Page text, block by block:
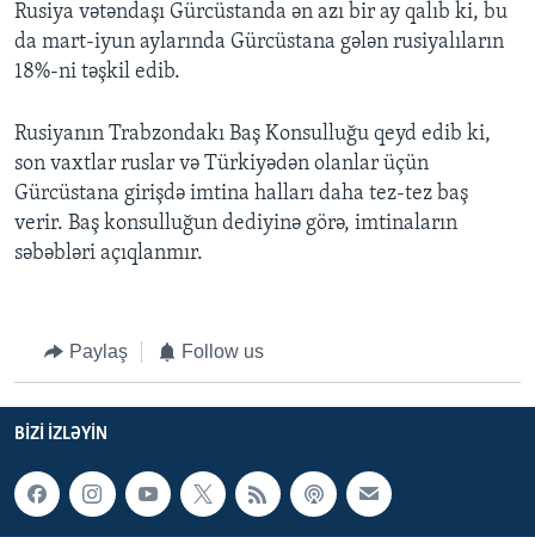
Rusiya vətəndaşı Gürcüstanda ən azı bir ay qalıb ki, bu
da mart-iyun aylarında Gürcüstana gələn rusiyalıların
18%-ni təşkil edib.
Rusiyanın Trabzondakı Baş Konsulluğu qeyd edib ki,
son vaxtlar ruslar və Türkiyədən olanlar üçün
Gürcüstana girişdə imtina halları daha tez-tez baş
verir. Baş konsulluğun dediyinə görə, imtinaların
səbəbləri açıqlanmır.
Paylaş Follow us
BIZI IZLƏYIN